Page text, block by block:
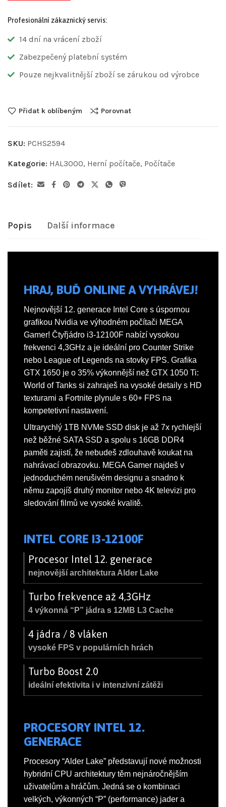
Profesionální zákaznický servis:
14 dní na vrácení zboží
Zabezpečený platební systém
Pouze nejkvalitnější zboží se zárukou od výrobce
Přidat k oblíbeným Porovnat
SKU: PCHS2594
Kategorie: HAL3000, Herní počítače, Počítače
Sdílet:
Popis Další informace
HRAJ, BUĎ ONLINE A VYHRÁVEJ!
Nejnovější 12. generace Intel Core s úspornou
grafikou Nvidia ve výhodném počítači MEGA
Gamer! Čtyřjádro i3-12100F nabízí vysokou
frekvenci 4,3GHz a je ideální pro Counter Strike
nebo League of Legends na stovky FPS. Grafika
GTX 1650 je o 35% výkonnější než GTX 1050 Ti:
World of Tanks si zahraješ na vysoké detaily s HD
texturami a Fortnite plynule s 60+ FPS na
kompetetivní nastavení.
Ultrarychlý 1TB NVMe SSD disk je až 7x rychlejší
než běžné SATA SSD a spolu s 16GB DDR4
paměti zajistí, že nebudeš zdlouhavě koukat na
nahrávací obrazovku. MEGA Gamer najdeš v
jednoduchém nerušivém designu a snadno k
němu zapojíš druhý monitor nebo 4K televizi pro
sledování filmů ve vysoké kvalitě.
INTEL CORE I3-12100F
Procesor Intel 12. generace
nejnovější architektura Alder Lake
Turbo frekvence až 4,3GHz
4 výkonná “P” jádra s 12MB L3 Cache
4 jádra / 8 vláken
vysoké FPS v populárních hrách
Turbo Boost 2.0
ideální efektivita i v intenzivní zátěži
PROCESORY INTEL 12.
GENERACE
Procesory “Alder Lake” představují nové možnosti
hybridní CPU architektury těm nejnáročnějším
uživatelům a hráčům. Jedná se o kombinaci
velkých, výkonných “P” (performance) jader a